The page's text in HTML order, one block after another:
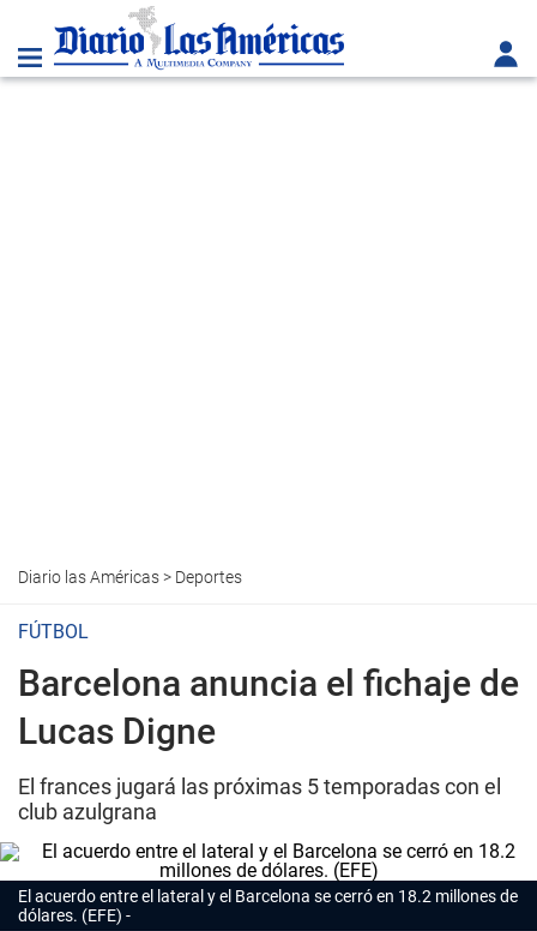
Diario las Américas> Deportes
FÚTBOL
Barcelona anuncia el fichaje de
Lucas Digne
El frances jugará las próximas 5 temporadas con el
club azulgrana
El acuerdo entre el lateral y el Barcelona se cerró en 18.2 millones de
dólares. (EFE)